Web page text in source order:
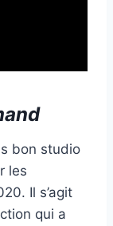
bon studio
les
Il s’agit
qui a